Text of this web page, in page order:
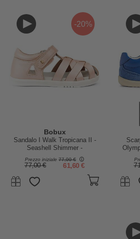
-20%
Bobux
Sandalo I Walk Tropicana II -
Seashell Shimmer -
Camminatori Esperti
Prezzo iniziale 77,00 €
77,00 € 61,60 €